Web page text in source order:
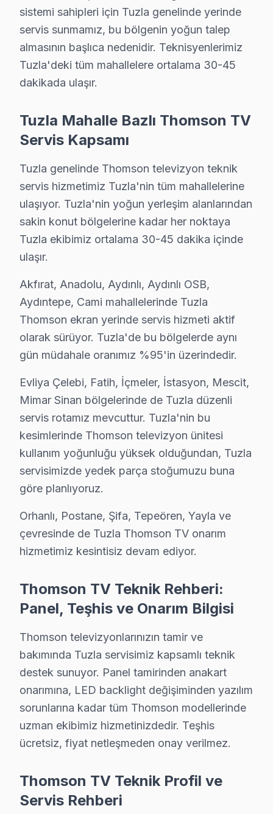
• Tuzla'de sadece orijinal parça kullanıyoruz. gizli
• Termal kamera ve osiloskop kullanarak arızalı
Şunu da söyleyelim:, Tuzla Tersaneleri, Viaport
Thomson TV'lerde Sık Görülen Arızalar
Panel arızası: Tuzla'de Thomson LED panellerin en
Anakart hatası: Tuzla'de Reparasyon sistemini
» Tuzla'de tüm Thomson model ve serilerinde LED,
Tuzla × Thomson: Yerel İçerik ve Deneyim
Thomson TV Periyodik Bakımı – Tuzla
Thomson panel'nizin uzun yıllar sorunsuz
Bakım kapsamımız:
• Tuzla'de panel ve LED backlight kontrolü
• Soğutma fanı temizliği ve termal macun yenileme
• Tuzla'de anakart kapasitör ve kondansatör kontrolü
• HDMI port ve bağlantı noktası temizliği — Tuzla
• Tuzla'de yazılım ve firmware güncelleme kontrolü
Tuzla'da düzenli bakım yaptıran müşterilerimizde
Tuzla Thomson TV Arızaları – Televizyonunuz
Thomson LED TV'niz sorun mu çıkarıyor? Tuzla'de
Thomson televizyonlarda sık karşılaşılan arıza türleri
• Tuzla'de Siyah Ekran / Görüntü Yok: LED backlight
• Tuzla'de Görüntü Var Ses Yok: Ses kartı veya
• Tuzla'de Kırmızı Işık Yanıp Sönüyor: Güç kartı
• Tuzla'de Görüntüde Şerit / Çizgiler: Panel veya
• Tuzla'de televizyon paneli Açılmıyor: Kapasitör
Tuzla bölgenizdeki Thomson televizyon arızanız için
Tuzla Genelinde Thomson TV Tamir Ağı
Tuzla ve yakın bölgelerde Thomson televizyon
Kapsama alanımız:
• Tuzla tüm semtler ve mahalleler
• Bitişik ilçelere servis erişimi
• Apartman, rezidans ve iş yeri servisi
Thomson Onarım Garantisi – Tuzla Müşteri
sistemi sahipleri için Tuzla genelinde yerinde
servis sunmamız, bu bölgenin yoğun talep
almasının başlıca nedenidir. Teknisyenlerimiz
Tuzla'deki tüm mahallelere ortalama 30-45
dakikada ulaşır.
Tuzla Mahalle Bazlı Thomson TV
Servis Kapsamı
Tuzla genelinde Thomson televizyon teknik
servis hizmetimiz Tuzla'nin tüm mahallelerine
ulaşıyor. Tuzla'nin yoğun yerleşim alanlarından
sakin konut bölgelerine kadar her noktaya
Tuzla ekibimiz ortalama 30-45 dakika içinde
ulaşır.
Akfırat, Anadolu, Aydınlı, Aydınlı OSB,
Aydıntepe, Cami mahallelerinde Tuzla
Thomson ekran yerinde servis hizmeti aktif
olarak sürüyor. Tuzla'de bu bölgelerde aynı
gün müdahale oranımız %95'in üzerindedir.
Evliya Çelebi, Fatih, İçmeler, İstasyon, Mescit,
Mimar Sinan bölgelerinde de Tuzla düzenli
servis rotamız mevcuttur. Tuzla'nin bu
kesimlerinde Thomson televizyon ünitesi
kullanım yoğunluğu yüksek olduğundan, Tuzla
servisimizde yedek parça stoğumuzu buna
göre planlıyoruz.
Orhanlı, Postane, Şifa, Tepeören, Yayla ve
çevresinde de Tuzla Thomson TV onarım
hizmetimiz kesintisiz devam ediyor.
Thomson TV Teknik Rehberi:
Panel, Teşhis ve Onarım Bilgisi
Thomson televizyonlarınızın tamir ve
bakımında Tuzla servisimiz kapsamlı teknik
destek sunuyor. Panel tamirinden anakart
onarımına, LED backlight değişiminden yazılım
sorunlarına kadar tüm Thomson modellerinde
uzman ekibimiz hizmetinizdedir. Teşhis
ücretsiz, fiyat netleşmeden onay verilmez.
Thomson TV Teknik Profil ve
Servis Rehberi